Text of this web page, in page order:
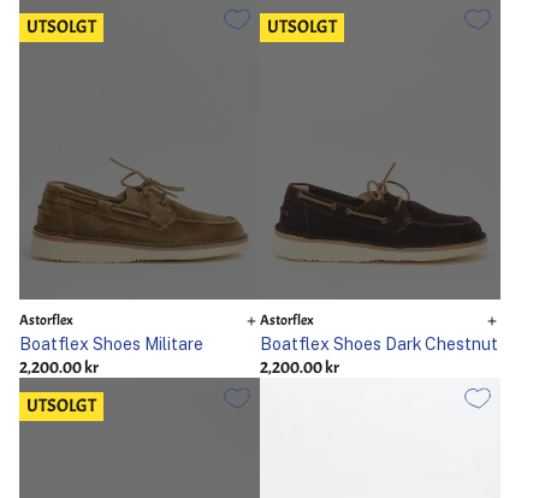
UTSOLGT
Astorflex
Boatflex Shoes Militare
2,200.00 kr
UTSOLGT
Astorflex
Boatflex Shoes Dark Chestnut
2,200.00 kr
UTSOLGT